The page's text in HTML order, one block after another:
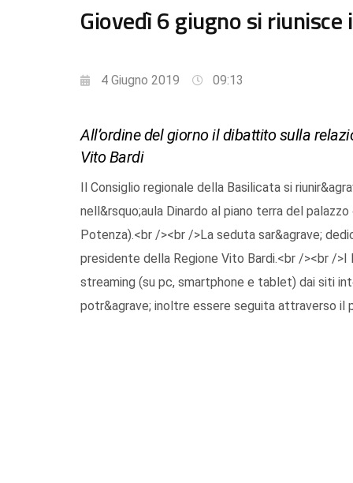
Giovedì 6 giugno si
4 Giugno 2019 09:13
All’ordine del giorno il dibattito sulla
Vito Bardi
Il Consiglio regionale della Basilicata si
nell&rsquo;aula Dinardo al piano terra del
Potenza).<br /><br />La seduta sar&agrave;
presidente della Regione Vito Bardi.<br /><br /
streaming (su pc, smartphone e tablet) dai siti
potr&agrave; inoltre essere seguita attraverso il